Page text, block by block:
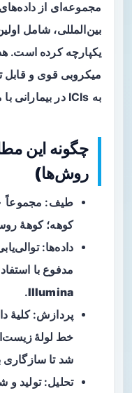
مجموعه‌ای از
بین‌المللی، شامل
یکپارچه کرده است.
میکروبی قوی و قابل
به ICIs در بیمارانی با ملانوما بود.
چگونه این
روش‌ها)
کوهه؛ کوههٔ روسیه
داده‌ها:
مدفوع با
Illumina
.
پردازش: کلیهٔ
خط لولهٔ
شد تا سازگاری
تحلیل: تولید و